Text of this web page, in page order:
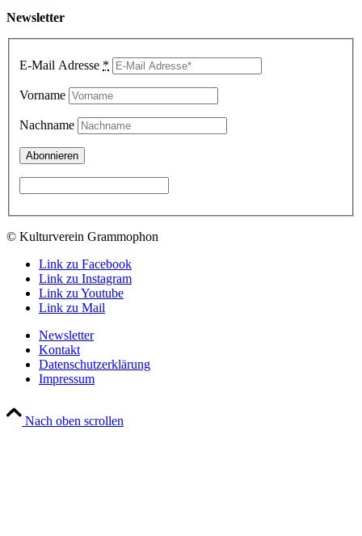
Newsletter
E-Mail Adresse *
Vorname
Nachname
© Kulturverein Grammophon
Link zu Facebook
Link zu Instagram
Link zu Youtube
Link zu Mail
Newsletter
Kontakt
Datenschutzerklärung
Impressum
Nach oben scrollen